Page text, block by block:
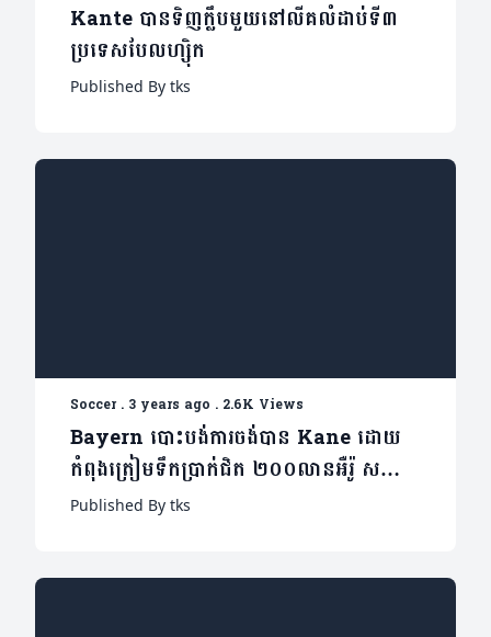
Kante បានទិញក្លឹបមួយនៅលីគលំដាប់ទី៣
ប្រទេសបែលហ្ស៊ិក
Published By tks
Soccer. 3 years ago . 2.6K Views
Bayern បោះបង់ការចង់បាន Kane ដោយ
កំពុងត្រៀមទឹកប្រាក់ជិត ២០០លានអឺរ៉ូ សម្រាប់
ខ្សែប្រយុទ្ធរូបនេះជំនួសវិញ
Published By tks